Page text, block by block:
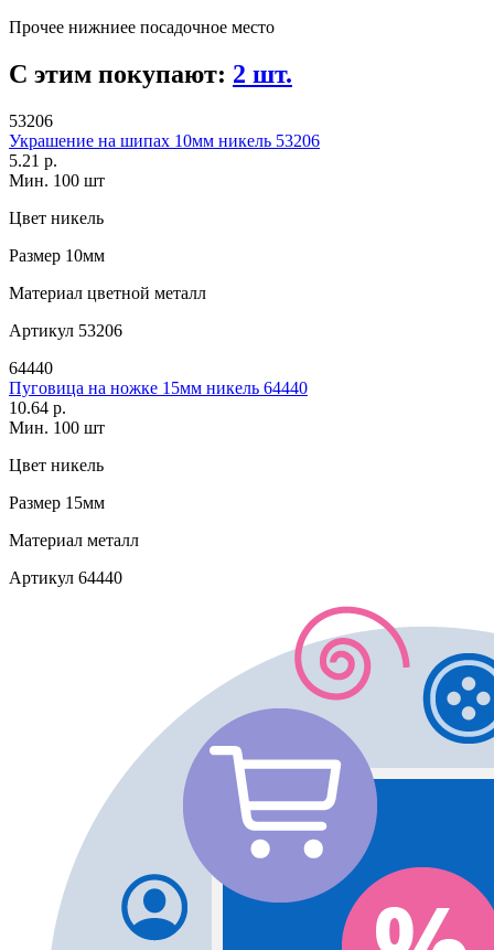
Прочее нижниее посадочное место
С этим покупают: 2 шт.
53206
Украшение на шипах 10мм никель 53206
5.21 р.
Мин. 100 шт
Цвет никель
Размер 10мм
Материал цветной металл
Артикул 53206
64440
Пуговица на ножке 15мм никель 64440
10.64 р.
Мин. 100 шт
Цвет никель
Размер 15мм
Материал металл
Артикул 64440